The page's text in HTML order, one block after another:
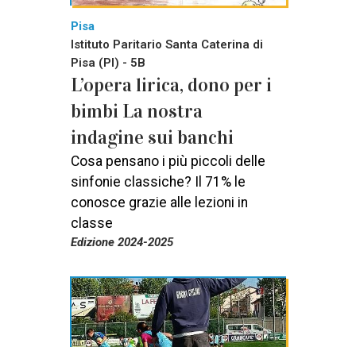
Pisa
Istituto Paritario Santa Caterina di
Pisa (PI) - 5B
L’opera lirica, dono per i
bimbi La nostra
indagine sui banchi
Cosa pensano i più piccoli delle
sinfonie classiche? Il 71% le
conosce grazie alle lezioni in
classe
Edizione 2024-2025